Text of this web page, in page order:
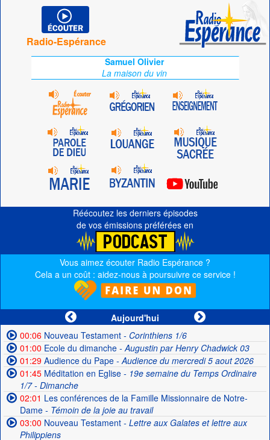
Radio-Espérance
Samuel Olivier
La maison du vin
Réécoutez les derniers épisodes
de vos émissions préférées en
Vous aimez écouter Radio Espérance ?
Cela a un coût : aidez-nous à poursuivre ce service !
Aujourd'hui
00:06Nouveau Testament- Corinthiens 1/6
01:00 Ecole du dimanche- Augustin par Henry Chadwick 03
01:29Audience du Pape- Audience du mercredi 5 aout 2026
01:45Méditation en Eglise- 19e semaine du Temps Ordinaire
1/7 - Dimanche
02:01 Les conférences de la Famille Missionnaire de Notre-
Dame- Témoin de la joie au travail
03:00 Nouveau Testament- Lettre aux Galates et lettre aux
Philippiens